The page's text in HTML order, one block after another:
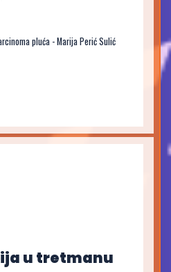
pluća - Marija Perić Sulić
u tretmanu